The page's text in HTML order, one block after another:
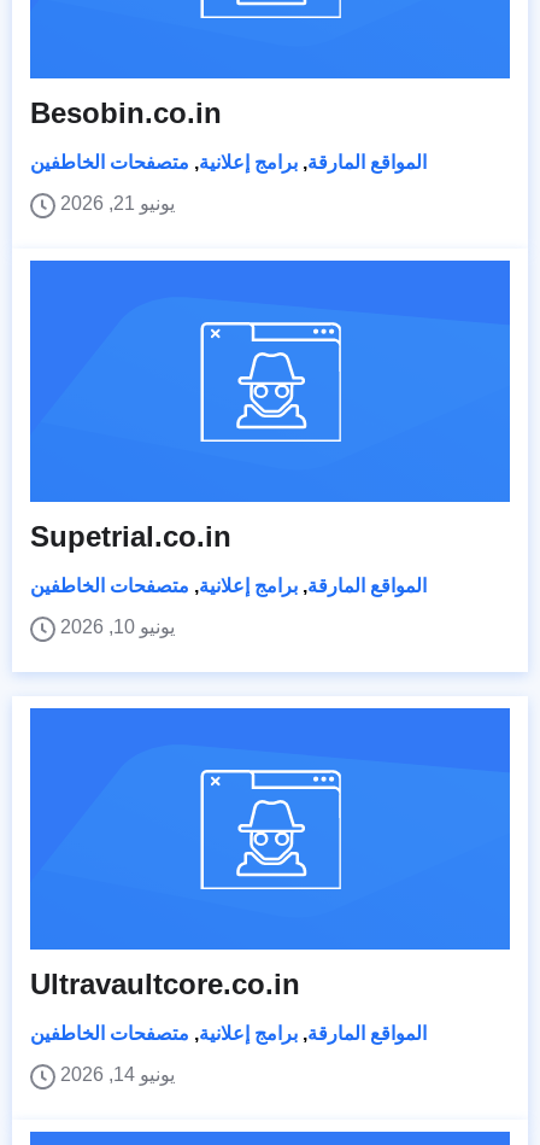
Besobin.co.in
المواقع المارقة, برامج إعلانية, متصفحات الخاطفين
يونيو 21, 2026
Supetrial.co.in
المواقع المارقة, برامج إعلانية, متصفحات الخاطفين
يونيو 10, 2026
Ultravaultcore.co.in
المواقع المارقة, برامج إعلانية, متصفحات الخاطفين
يونيو 14, 2026